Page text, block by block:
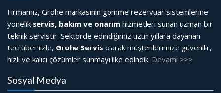
Firmamız, Grohe markasının gömme rezervuar sistemlerine
yönelik servis, bakım ve onarım hizmetleri sunan uzman bir
teknik servistir. Sektörde edindiğimiz uzun yıllara dayanan
tecrübemizle, Grohe Servis olarak müşterilerimize güvenilir,
hızlı ve kalıcı çözümler sunmayı ilke edindik. Devamı >>>
Sosyal Medya